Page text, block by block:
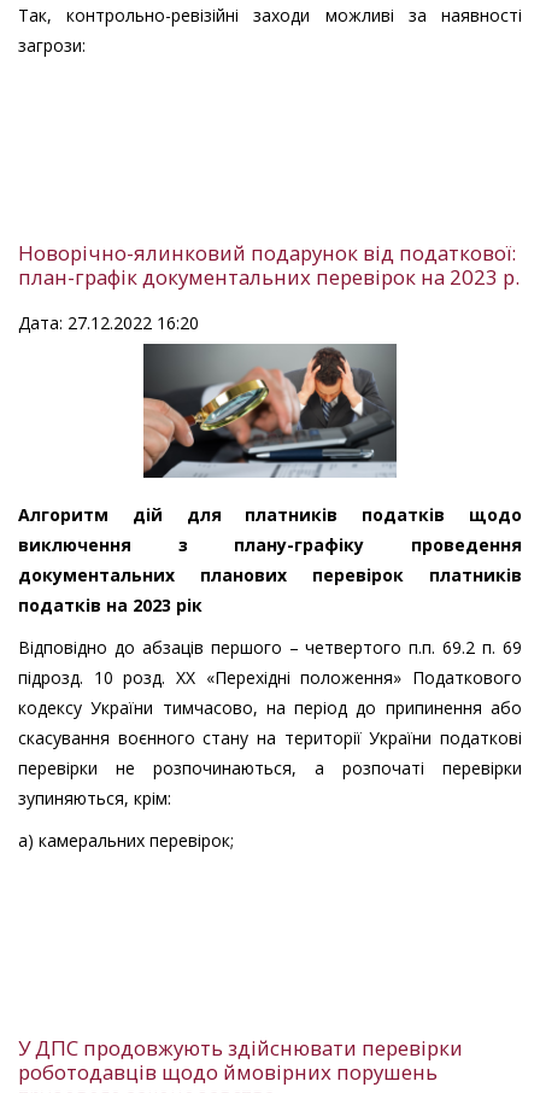
Так, контрольно-ревізійні заходи можливі за наявності
загрози:
Новорічно-ялинковий подарунок від податкової:
план-графік документальних перевірок на 2023 р.
Дата: 27.12.2022 16:20
Алгоритм дій для платників податків щодо
виключення з плану-графіку проведення
документальних планових перевірок платників
податків на 2023 рік
Відповідно до абзаців першого – четвертого п.п. 69.2 п. 69
підрозд. 10 розд. XX «Перехідні положення» Податкового
кодексу України тимчасово, на період до припинення або
скасування воєнного стану на території України податкові
перевірки не розпочинаються, а розпочаті перевірки
зупиняються, крім:
а) камеральних перевірок;
У ДПС продовжують здійснювати перевірки
роботодавців щодо ймовірних порушень